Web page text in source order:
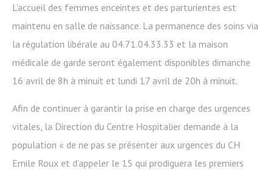
L’accueil des femmes enceintes et des parturientes est
maintenu en salle de naissance. La permanence des soins via
la régulation libérale au 04.71.04.33.33 et la maison
médicale de garde seront également disponibles dimanche
16 avril de 8h à minuit et lundi 17 avril de 20h à minuit.
Afin de continuer à garantir la prise en charge des urgences
vitales, la Direction du Centre Hospitalier demande à la
population « de ne pas se présenter aux urgences du CH
Emile Roux et d’appeler le 15 qui prodiguera les premiers